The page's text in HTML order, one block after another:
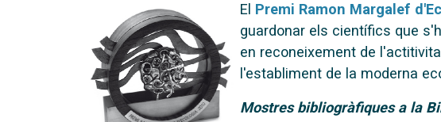
El Premi Ramon Margalef
guardonar els científics que
en reconeixement de
l'establiment de la moderna
Mostres bibliogràfiques a la